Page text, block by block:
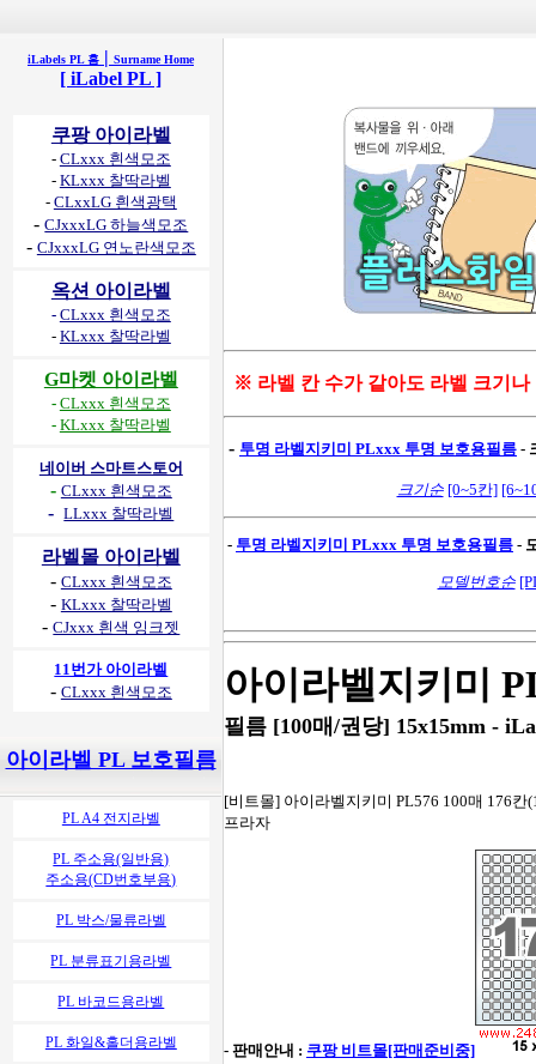
iLabels PL 홈 | Surname Home
[ iLabel PL ]
쿠팡 아이라벨
- CLxxx 흰색모조
- KLxxx 찰딱라벨
- CLxxLG 흰색광택
-CJxxxLG 하늘색모조
- CJxxxLG 연노란색모조
옥션 아이라벨
- CLxxx 흰색모조
- KLxxx 찰딱라벨
G마켓 아이라벨
- CLxxx 흰색모조
- KLxxx 찰딱라벨
네이버 스마트스토어
- CLxxx 흰색모조
- LLxxx 찰딱라벨
라벨몰 아이라벨
- CLxxx 흰색모조
- KLxxx 찰딱라벨
-CJxxx 흰색 잉크젯
11번가 아이라벨
- CLxxx 흰색모조
아이라벨 PL 보호필름
PL A4 전지라벨
PL 주소용(일반용)
주소용(CD번호부용)
PL 박스/물류라벨
PL 분류표기용라벨
PL 바코드용라벨
PL 화일&홀더용라벨
※ 라벨 칸 수가 같아도 라벨 크기나
- 투명 라벨지키미 PLxxx 투명 보호용필름 -
크기순 [0~5칸]
- 투명 라벨지키미 PLxxx 투명 보호용필름 -
모델번호순
아이라벨지키미
필름 [100매/권당] 15x15mm -
[비트몰] 아이라벨지키미 PL576 100매 176
프라자
- 판매안내 : 쿠팡 비트몰[판매준비중]